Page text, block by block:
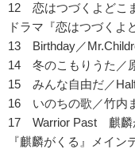
12 恋はつづくよどこ
ドラマ『恋はつづくよ
13 Birthday／
14 冬のこもりうた／
15 みんな自由だ／
16 いのちの歌／竹内
17 Warrior Past 麒麟
『麒麟がくる』メイン